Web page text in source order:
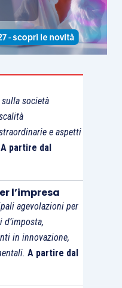
il newsflow del
principalmente le
salvate nel 2015
diBMPS
nazionali, le
quattro banche
sempre più possibile
Il negoziato
anche se sta
nel mentre
banche italiane
società
e aspetti
A partire dal
l’impresa
agevolazioni per
in innovazione,
A partire dal